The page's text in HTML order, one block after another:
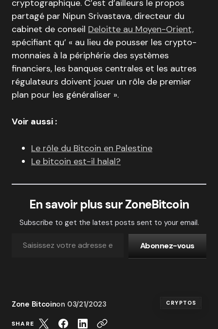
cryptographique. C’est d’ailleurs le propos
partagé par Nipun Srivastava, directeur du
cabinet de conseil Deloitte au Moyen-Orient,
spécifiant qu’ « au lieu de pousser les crypto-
monnaies à la périphérie des systèmes
financiers, les banques centrales et les autres
régulateurs doivent jouer un rôle de premier
plan pour les généraliser ».
Voir aussi :
Le rôle du Bitcoin en Palestine
Le bitcoin est-il halal?
En savoir plus sur ZoneBitcoin
Subscribe to get the latest posts sent to your email.
Abonnez-vous
Zone Bitcoinon 03/21/2023 CRYPTOS
SHARE